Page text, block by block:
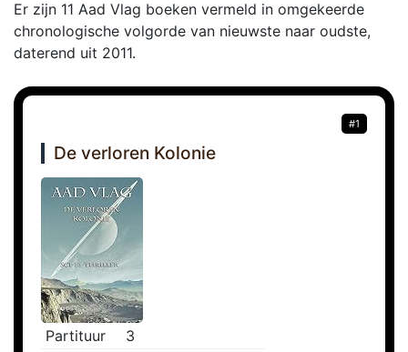
Er zijn 11 Aad Vlag boeken vermeld in omgekeerde
chronologische volgorde van nieuwste naar oudste,
daterend uit 2011.
#1
De verloren Kolonie
Partituur
3